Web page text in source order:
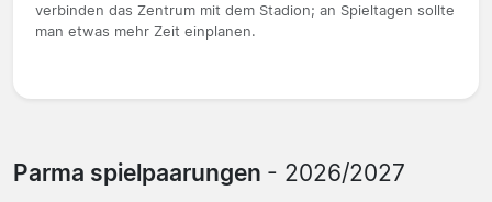
verbinden das Zentrum mit dem Stadion; an Spieltagen sollte
man etwas mehr Zeit einplanen.
Parma spielpaarungen - 2026/2027